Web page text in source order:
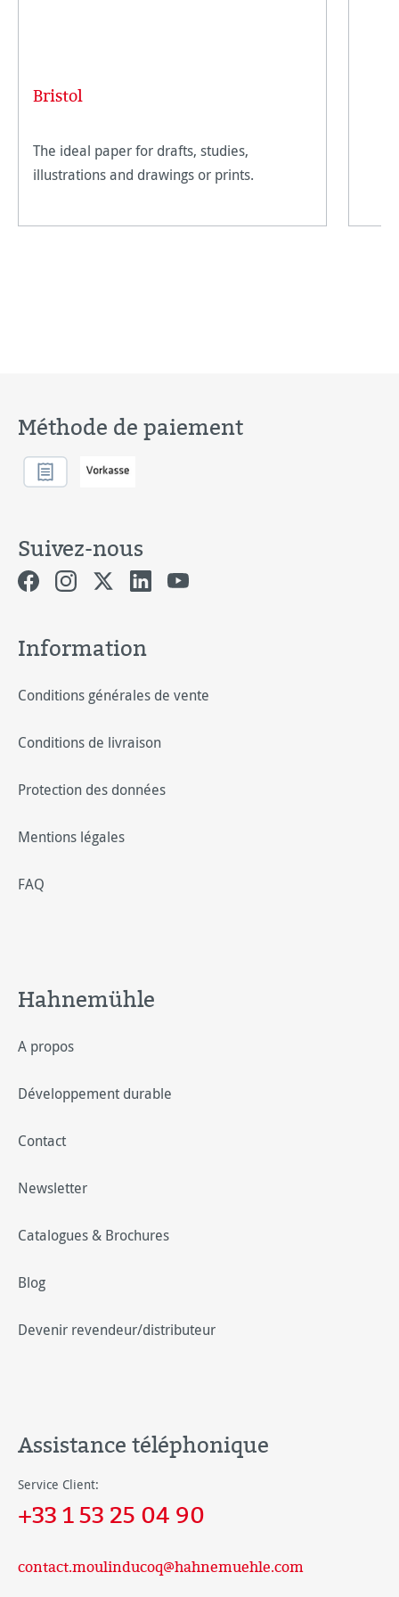
Bristol
The ideal paper for drafts, studies,
illustrations and drawings or prints.
Méthode de paiement
Suivez-nous
Information
Conditions générales de vente
Conditions de livraison
Protection des données
Mentions légales
FAQ
Hahnemühle
A propos
Développement durable
Contact
Newsletter
Catalogues & Brochures
Blog
Devenir revendeur/distributeur
Assistance téléphonique
Service Client:
+33 1 53 25 04 90
contact.moulinducoq@hahnemuehle.com